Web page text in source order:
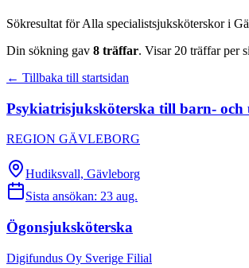
Sökresultat förAlla specialistsjuksköterskor i
Din sökning gav 8 träffar. Visar 20 träffar per
← Tillbaka till startsidan
Psykiatrisjuksköterska till barn- och
REGION GÄVLEBORG
Hudiksvall, Gävleborg
Sista ansökan: 23 aug.
Ögonsjuksköterska
Digifundus Oy Sverige Filial